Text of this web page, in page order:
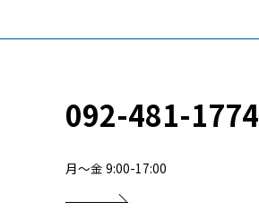
092-481-1774
月〜金 9:00-17:00